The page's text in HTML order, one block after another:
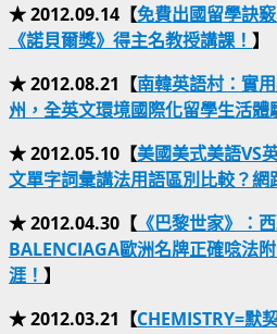
★ 2012.09.14【免費出國留學訣
《諾貝爾獎》得主名教授講課！ 】
★ 2012.08.21【南韓英語村：實
州，全英文環境國際化留學生活
★ 2012.05.10【美國美式美語VS
文單字詞彙講法用語區別比較？網
★ 2012.04.30【 《巴黎世家》：
BALENCIAGA歐洲名牌正確唸法
涯！ 】
★ 2012.03.21【CHEMISTRY=默